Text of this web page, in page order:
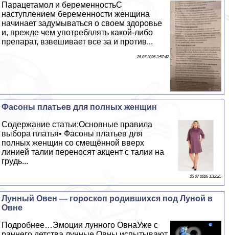
Парацетамол и беременностьС
наступлением беременности женщина
начинает задумываться о своем здоровье
и, прежде чем употрeбллять какой-либо
препарат, взвешивает все за и против...
26 07 2026 3:57:42
Фасоны платьев для полных женщин
Содержание статьи:Основные правила
выбора платья• Фасоны платьев для
полных женщин со смещённой вверх
линией талии переносят акцент с талии на
гpyдь...
25 07 2026 1:12:25
Лунный Овен — гороскоп родившихся под Луной в
Овне
Подробнее…Эмоции лунного ОвнаУже с